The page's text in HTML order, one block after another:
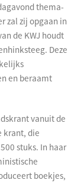
thema-
zal zij opgaan in
de KWJ houdt
Deze
en beraamt
vanuit de
krant, die
stuks. In haar
boekjes,